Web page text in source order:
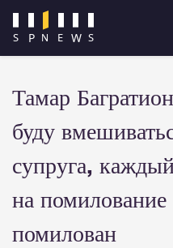
Тамар
буду
супруга,
на помилование
помилован